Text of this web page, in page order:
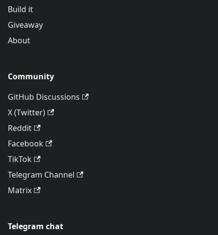
Build it
Giveaway
About
Community
GitHub Discussions
X (Twitter)
Reddit
Facebook
TikTok
Telegram Channel
Matrix
Telegram chat